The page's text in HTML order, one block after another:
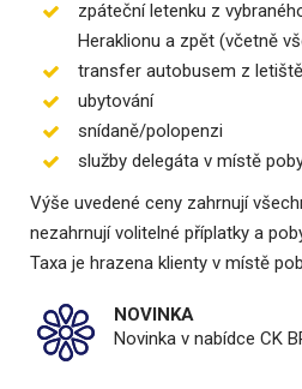
zpáteční letenku z
Heraklionu a zpět (včetně
transfer autobusem z
ubytování
snídaně/polopenzi
služby delegáta v místě
Výše uvedené ceny zahrnují
nezahrnují volitelné příplatky a
Taxa je hrazena klienty v místě
NOVINKA
Novinka v nabídce CK